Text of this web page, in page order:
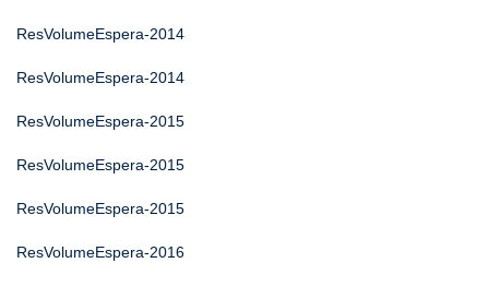
ResVolumeEspera-2014
ResVolumeEspera-2014
ResVolumeEspera-2015
ResVolumeEspera-2015
ResVolumeEspera-2015
ResVolumeEspera-2016